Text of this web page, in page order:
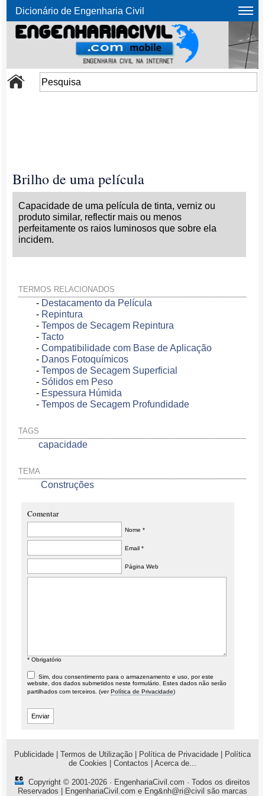
Dicionário de Engenharia Civil
Brilho de uma película
Capacidade de uma película de tinta, verniz ou
produto similar, reflectir mais ou menos
perfeitamente os raios luminosos que sobre ela
incidem.
TERMOS RELACIONADOS
- Destacamento da Película
- Repintura
-Tempos de Secagem Repintura
-Tacto
-Compatibilidade com Base de Aplicação
- Danos Fotoquímicos
-Tempos de Secagem Superficial
- Sólidos em Peso
- Espessura Húmida
-Tempos de Secagem Profundidade
TAGS
capacidade
TEMA
Construções
Comentar
Nome *
Email *
Página Web
* Obrigatório
Sim, dou consentimento para o armazenamento e uso, por este
website, dos dados submetidos neste formulário. Estes dados não serão
partilhados com terceiros. (verPolítica de Privacidade)
Publicidade Termos de Utilização Política de Privacidade
Política
de Cookies
Contactos Acerca de...
Copyright © 2001-2026 · EngenhariaCivil.com · Todos os direitos
Reservados | EngenhariaCivil.com e Eng&nh@ri@civil são marcas